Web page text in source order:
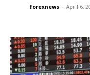
forexnews - April 6,